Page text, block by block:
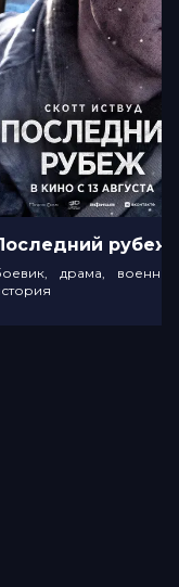
драма,